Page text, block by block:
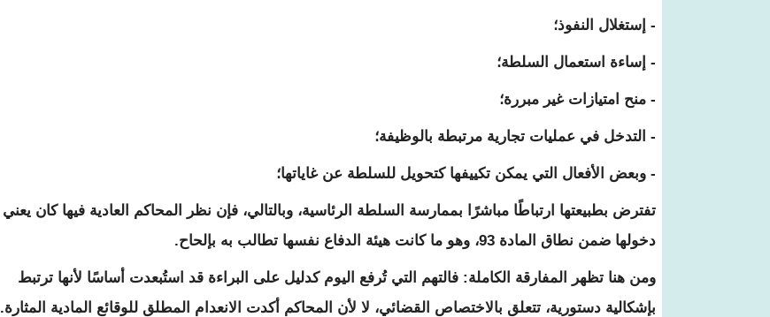
- إستغلال النفوذ؛
- إساءة استعمال السلطة؛
- منح امتيازات غير مبررة؛
- التدخل في عمليات تجارية مرتبطة بالوظيفة؛
- وبعض الأفعال التي يمكن تكييفها كتحويل للسلطة عن غاياتها؛
تفترض بطبيعتها ارتباطًا مباشرًا بممارسة السلطة الرئاسية، وبالتالي، فإن نظر المحاكم العادية فيها كان يعني
دخولها ضمن نطاق المادة 93، وهو ما كانت هيئة الدفاع نفسها تطالب به بإلحاح.
ومن هنا تظهر المفارقة الكاملة: فالتهم التي تُرفع اليوم كدليل على البراءة قد استُبعدت أساسًا لأنها ترتبط
بإشكالية دستورية، تتعلق بالاختصاص القضائي، لا لأن المحاكم أكدت الانعدام المطلق للوقائع المادية المثارة.